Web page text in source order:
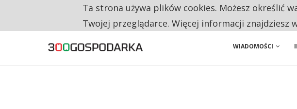
RESTRYKCJE CHIN UDERZAJĄ W EUROPEJSKI PRZEMYSŁ. NA LIŚCIE SĄ
WIADOMOŚCI
Ta strona używa plików cookies. Możesz określić
Twojej przeglądarce. Więcej informacji znajdziesz